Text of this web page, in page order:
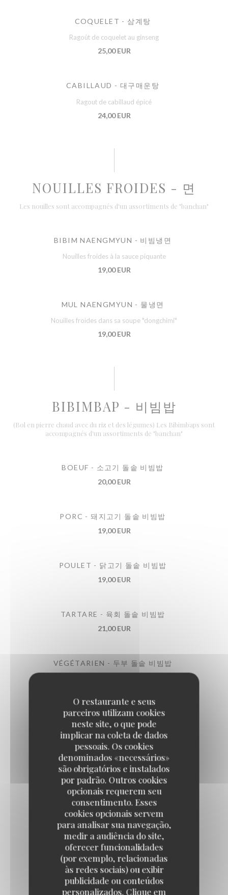
O restaurante e seus
parceiros utilizam cookies
neste site, o que pode
implicar na coleta de dados
pessoais. Os cookies
denominados «necessários»
são obrigatórios e instalados
por padrão. Outros cookies
opcionais requerem seu
consentimento. Esses
cookies opcionais servem
para analisar sua navegação,
medir a audiência do site,
oferecer funcionalidades
(por exemplo, relacionadas
às redes sociais) ou exibir
publicidade ou conteúdos
personalizados. Clique em
COQUELET - 삼계탕
Ragoût de coquelet au ginseng
25,00 EUR
CABILLAUD - 대구매운탕
Ragout de cabillaud épicé
24,00 EUR
NOUILLES FROIDES - 면
Les nouilles sont accompagnés d'un assortiments de "banchan"
BIBIM NAENGMYUN - 비빔냉면
Nouilles froides à la sauce piquante
19,00 EUR
MUL NAENGMYUN - 물냉면
Nouilles froides dans sa soupe "dongchimi"
19,00 EUR
BIBIMBAP - 비빔밥
(Bol en pierre chaud avec du riz et des légumes) Les Bibimbaps sont
accompagnés d'un assortiments de "banchan"
BOEUF - 소고기 돌솥 비빔밥
20,00 EUR
PORC - 돼지고기 돌솥 비빔밥
19,00 EUR
POULET - 닭고기 돌솥 비빔밥
19,00 EUR
TARTARE - 육회 돌솥 비빔밥
21,00 EUR
VÉGÉTARIEN - 두부 돌솥 비빔밥
SUPPLEMENTS
추가
RIZ - 밥
Bol de riz
KIMCHI - 김치
Choux chinois fermentés épicés
3,00 EUR